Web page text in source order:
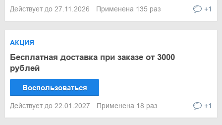
Действует до 27.11.2026 Применена 135 раз +1
АКЦИЯ
Бесплатная доставка при заказе от 3000
рублей
Воспользоваться
Действует до 22.01.2027 Применена 18 раз +1